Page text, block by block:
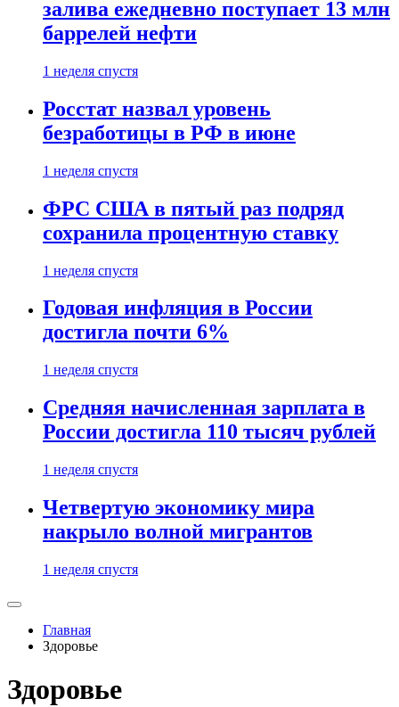
залива ежедневно поступает 13 млн
баррелей нефти
1 неделя спустя
Росстат назвал уровень
безработицы в РФ в июне
1 неделя спустя
ФРС США в пятый раз подряд
сохранила процентную ставку
1 неделя спустя
Годовая инфляция в России
достигла почти 6%
1 неделя спустя
Средняя начисленная зарплата в
России достигла 110 тысяч рублей
1 неделя спустя
Четвертую экономику мира
накрыло волной мигрантов
1 неделя спустя
Главная
Здоровье
Здоровье